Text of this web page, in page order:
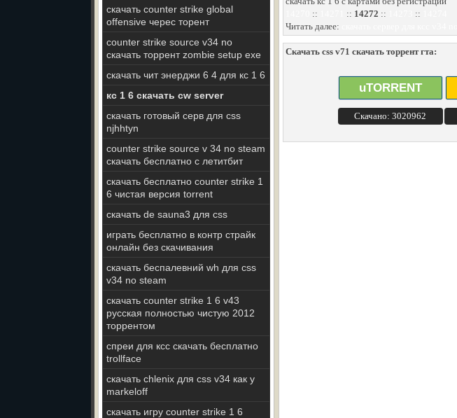
скачать counter strike global
offensive черес торент
counter strike source v34 no
скачать торрент zombie setup exe
скачать чит энерджи 6 4 для кс 1 6
кс 1 6 скачать cw server
скачать готовый серв для css
njhhtyn
counter strike source v 34 no steam
скачать бесплатно с летитбит
скачать бесплатно counter strike 1
6 чистая версия torrent
скачать de sauna3 для css
играть бесплатно в контр страйк
онлайн без скачивания
скачать беспалевний wh для css
v34 no steam
скачать counter strike 1 6 v43
русская полностью чистую 2012
торрентом
спреи для ксс скачать бесплатно
trollface
скачать chlenix для css v34 как у
markeloff
скачать игру counter strike 1 6
:: :: 14272 :: ::
Читать далее:
Скачать css v71 скачать торрент гта:
uTORRENT
Скачано: 3020962